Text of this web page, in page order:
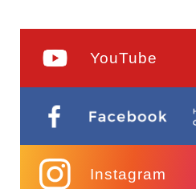
YouTube
Instagram